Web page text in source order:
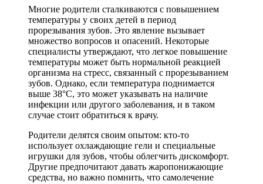
Многие родители сталкиваются с повышением
температуры у своих детей в период
прорезывания зубов. Это явление вызывает
множество вопросов и опасений. Некоторые
специалисты утверждают, что легкое повышение
температуры может быть нормальной реакцией
организма на стресс, связанный с прорезыванием
зубов. Однако, если температура поднимается
выше 38°C, это может указывать на наличие
инфекции или другого заболевания, и в таком
случае стоит обратиться к врачу.
Родители делятся своим опытом: кто-то
использует охлаждающие гели и специальные
игрушки для зубов, чтобы облегчить дискомфорт.
Другие предпочитают давать жаропонижающие
средства, но важно помнить, что самолечение